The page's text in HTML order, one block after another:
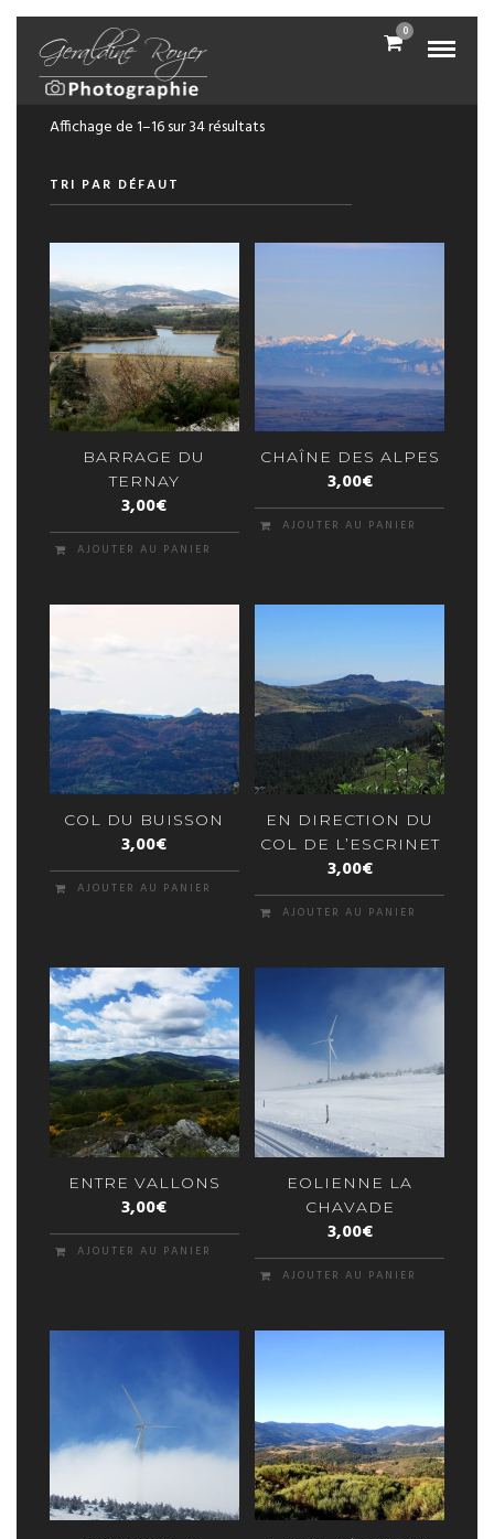
0
Affichage de 1–16 sur 34 résultats
BARRAGE DU
TERNAY
3,00€
AJOUTER AU PANIER
CHAÎNE DES ALPES
3,00€
AJOUTER AU PANIER
COL DU BUISSON
3,00€
AJOUTER AU PANIER
EN DIRECTION DU
COL DE L’ESCRINET
3,00€
AJOUTER AU PANIER
ENTRE VALLONS
3,00€
AJOUTER AU PANIER
EOLIENNE LA
CHAVADE
3,00€
AJOUTER AU PANIER